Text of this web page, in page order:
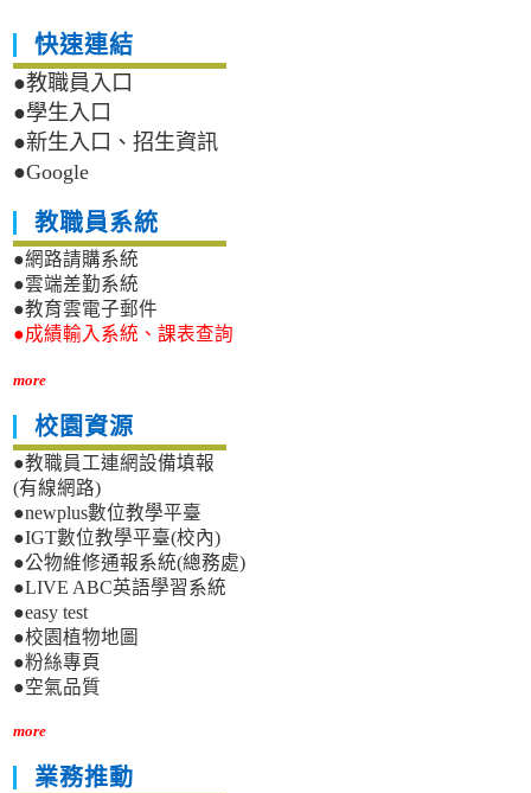
快速連結
●教職員入口
●學生入口
●新生入口、招生資訊
●Google
教職員系統
●網路請購系統
●雲端差勤系統
●教育雲電子郵件
●成績輸入系統、課表查詢
more
校園資源
●教職員工連網設備填報
(有線網路)
●newplus數位教學平臺
●IGT數位教學平臺(校內)
●公物維修通報系統(總務處)
●LIVE ABC英語學習系統
●easy test
●校園植物地圖
●粉絲專頁
●空氣品質
more
業務推動